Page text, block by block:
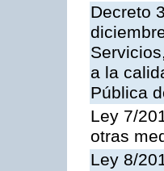
Decreto
a la
Pública
Ley 7/
otras
Ley 8/